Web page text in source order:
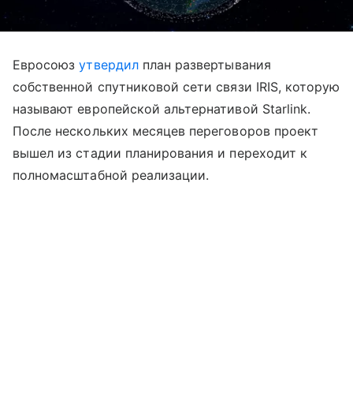
Евросоюзутвердилплан развертывания
собственной спутниковой сети связи IRIS, которую
называют европейской альтернативой Starlink.
После нескольких месяцев переговоров проект
вышел из стадии планирования и переходит к
полномасштабной реализации.